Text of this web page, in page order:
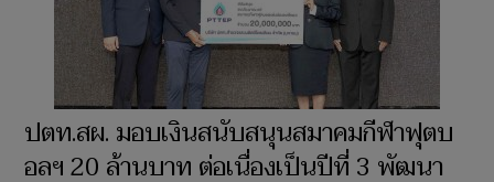
ปตท.สผ. มอบเงินสนับสนุนสมาคมกีฬาฟุตบ
อลฯ 20 ล้านบาท ต่อเนื่องเป็นปีที่ 3 พัฒนา